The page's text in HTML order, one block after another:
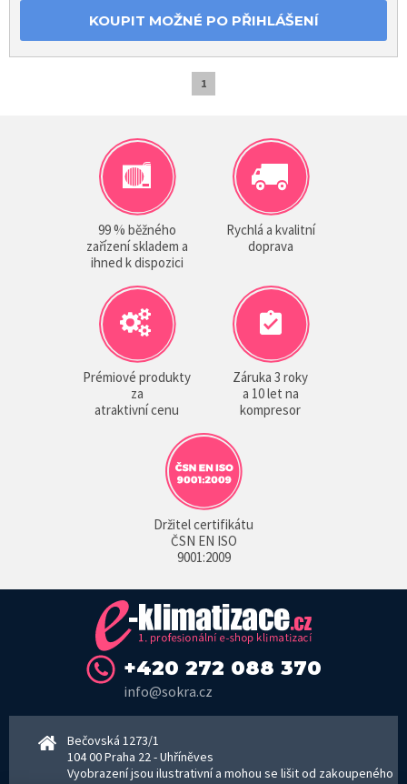
KOUPIT MOŽNÉ PO PŘIHLÁŠENÍ
1
99 % běžného
zařízení skladem a
ihned k dispozici
Rychlá a kvalitní
doprava
Prémiové produkty
za
atraktivní cenu
Záruka 3 roky
a 10 let na
kompresor
Držitel certifikátu
ČSN EN ISO
9001:2009
+420 272 088 370
info@sokra.cz
Bečovská 1273/1
104 00 Praha 22 - Uhříněves
Vyobrazení jsou ilustrativní a mohou se lišit od zakoupeného